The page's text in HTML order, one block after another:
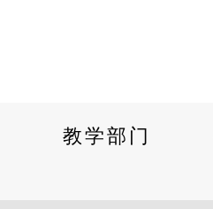
教学部门